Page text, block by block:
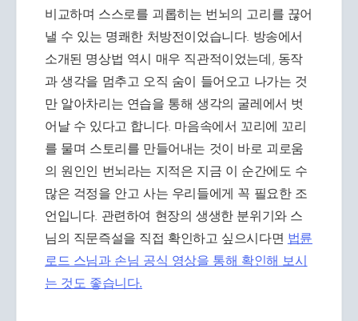
비교하며 스스로를 괴롭히는 번뇌의 고리를 끊어
낼 수 있는 명쾌한 처방전이었습니다. 방송에서
소개된 명상법 역시 매우 직관적이었는데, 동작
과 생각을 멈추고 오직 숨이 들어오고 나가는 것
만 알아차리는 연습을 통해 생각의 굴레에서 벗
어날 수 있다고 합니다. 마음속에서 꼬리에 꼬리
를 물며 스토리를 만들어내는 것이 바로 괴로움
의 원인인 번뇌라는 지적은 지금 이 순간에도 수
많은 걱정을 안고 사는 우리들에게 꼭 필요한 조
언입니다. 관련하여 현장의 생생한 분위기와 스
님의 직문즉설을 직접 확인하고 싶으시다면 법륜
로드 스님과 손님 공식 영상을 통해 확인해 보시
는 것도 좋습니다.